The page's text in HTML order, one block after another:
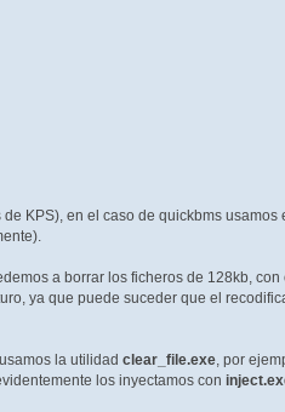
KPS), en el caso de quickbms
a borrar los ficheros de 128kb,
ya que puede suceder que el
la utilidad clear_file.exe, por
los inyectamos con